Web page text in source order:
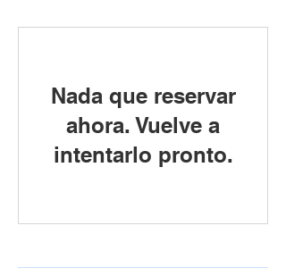
Nada que reservar
ahora. Vuelve a
intentarlo pronto.